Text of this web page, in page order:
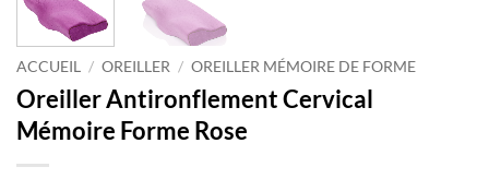
ACCUEIL / OREILLER / OREILLER MÉMOIRE DE FORME
Oreiller Antironflement Cervical
Mémoire Forme Rose